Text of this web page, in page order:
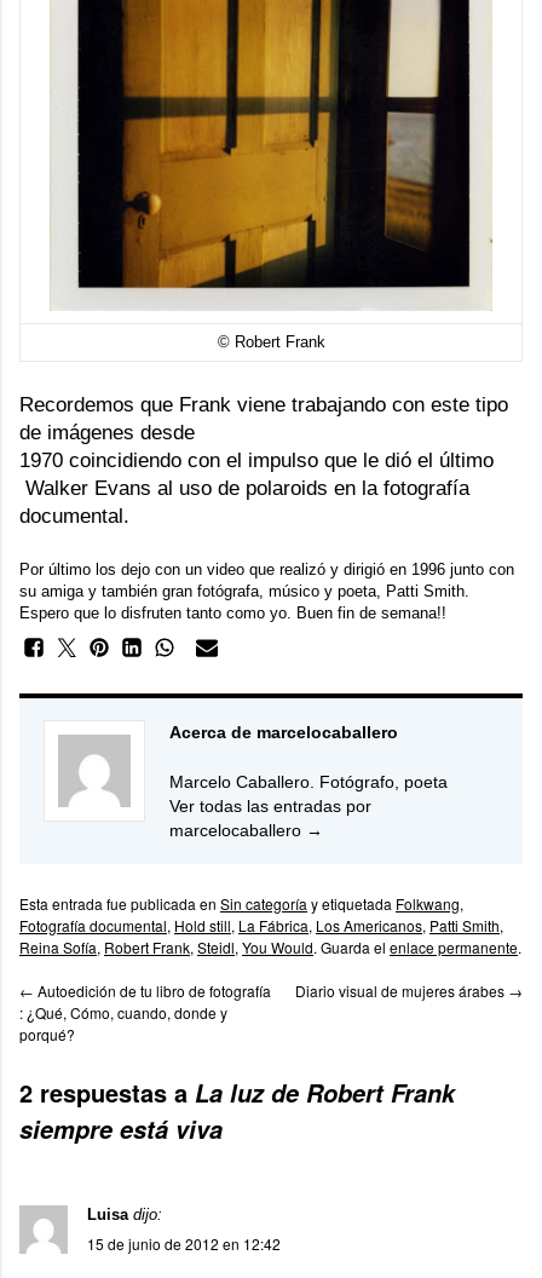
© Robert Frank
Recordemos que Frank viene trabajando con este tipo
de imágenes desde
1970 coincidiendo con el impulso que le dió el último
Walker Evans al uso de polaroids en la fotografía
documental.
Por último los dejo con un video que realizó y dirigió en 1996 junto con
su amiga y también gran fotógrafa, músico y poeta, Patti Smith.
Espero que lo disfruten tanto como yo. Buen fin de semana!!
Acerca de marcelocaballero
Marcelo Caballero. Fotógrafo, poeta
Ver todas las entradas por
marcelocaballero →
Esta entrada fue publicada en Sin categoría y etiquetada Folkwang,
Fotografía documental, Hold still, La Fábrica, Los Americanos, Patti Smith,
Reina Sofía, Robert Frank, Steidl, You Would. Guarda el enlace permanente.
← Autoedición de tu libro de fotografía
: ¿Qué, Cómo, cuando, donde y
porqué?
Diario visual de mujeres árabes →
2 respuestas a La luz de Robert Frank
siempre está viva
Luisa dijo:
15 de junio de 2012 en 12:42